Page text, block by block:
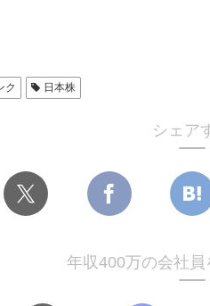
ク 日本株
シェア
年収400万の会社